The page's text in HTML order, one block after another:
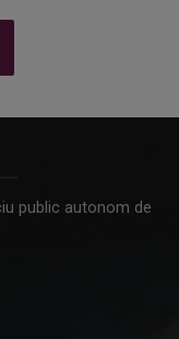
din 1979
public autonom de